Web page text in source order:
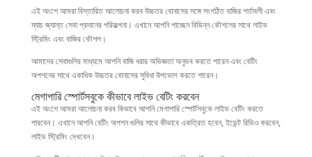
এই অংশে আমরা বিস্তারিত আলোচনা করব উচ্চতর বোনাসের সঙ্গে সংগঠিত বাজির শর্তাবলী এবং
ম্যাচ জ্যান্ত সেবা প্রদানের পরিকল্পনা। এখানে আপনি পাচ্ছেন বিভিন্ন কৌশলের সাথে লাইভ
স্ট্রিমিং এবং বাজির কৌশল।
আমাদের সেবাগুলির মাধ্যমে আপনি বাজি ধরার অভিজ্ঞতা অনুভব করতে পারেন এবং বেটিং
অপশনের সাথে একাধিক উচ্চতর বোনাসের সুবিধা উপভোগ করতে পারেন।
মেগাপারি স্পোর্টসবুকে কীভাবে লাইভ বেটিং করবেন
এই অংশে আমরা আলোচনা করব কিভাবে আপনি মেগাপারি স্পোর্টসবুকে লাইভ বেটিং করতে
পারবেন। এখানে আপনি বেটিং অপশন গুলির সাথে কীভাবে একত্রিত হবেন, ইভেন্ট রিভিও করবেন,
লাইভ স্ট্রিমিং দেখবেন।